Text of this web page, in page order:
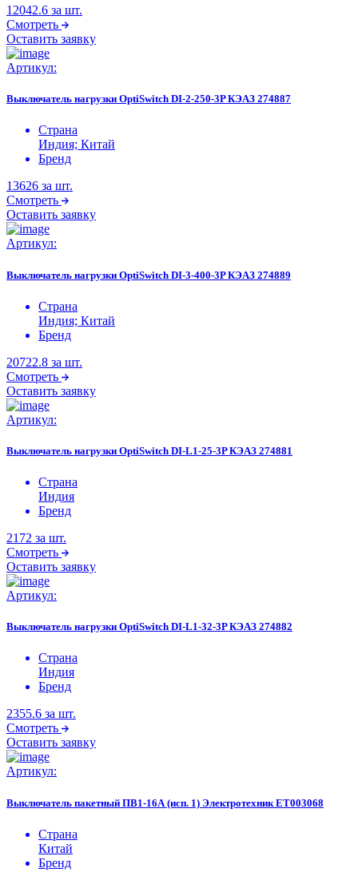
12042.6 за шт.
Смотреть
Оставить заявку
Артикул:
Выключатель нагрузки OptiSwitch DI-2-250-3P КЭАЗ 274887
Страна
Индия; Китай
Бренд
13626 за шт.
Смотреть
Оставить заявку
Артикул:
Выключатель нагрузки OptiSwitch DI-3-400-3P КЭАЗ 274889
Страна
Индия; Китай
Бренд
20722.8 за шт.
Смотреть
Оставить заявку
Артикул:
Выключатель нагрузки OptiSwitch DI-L1-25-3P КЭАЗ 274881
Страна
Индия
Бренд
2172 за шт.
Смотреть
Оставить заявку
Артикул:
Выключатель нагрузки OptiSwitch DI-L1-32-3P КЭАЗ 274882
Страна
Индия
Бренд
2355.6 за шт.
Смотреть
Оставить заявку
Артикул:
Выключатель пакетный ПВ1-16А (исп. 1) Электротехник ET003068
Страна
Китай
Бренд